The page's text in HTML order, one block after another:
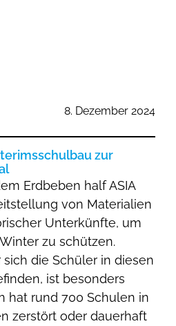
8. Dezember 2024
zur
Erdbeben half ASIA
von Materialien
Unterkünfte, um
zu schützen.
sich die Schüler in diesen
ist besonders
hat rund 700 Schulen in
zerstört oder dauerhaft